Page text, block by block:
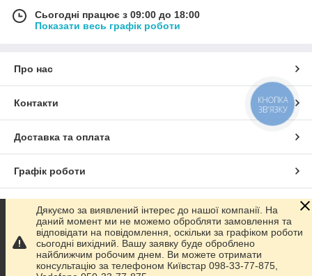
Сьогодні працює з 09:00 до 18:00
Показати весь графік роботи
Про нас
Контакти
Доставка та оплата
Графік роботи
Повна версія сайту
Сайт створено на маркетплейсіProm.ua
Політика конфіденційності
Дякуємо за виявлений інтерес до нашої компанії. На
даний момент ми не можемо обробляти замовлення та
відповідати на повідомлення, оскільки за графіком роботи
сьогодні вихідний. Вашу заявку буде оброблено
найближчим робочим днем. Ви можете отримати
консультацію за телефоном Київстар 098-33-77-875,
КНОПКА
ЗВ'ЯЗКУ